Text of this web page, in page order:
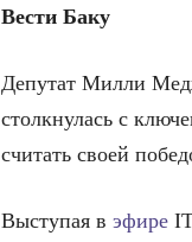
Вести Баку
Депутат Милли
столкнулась с
считать своей
Выступая в эфире